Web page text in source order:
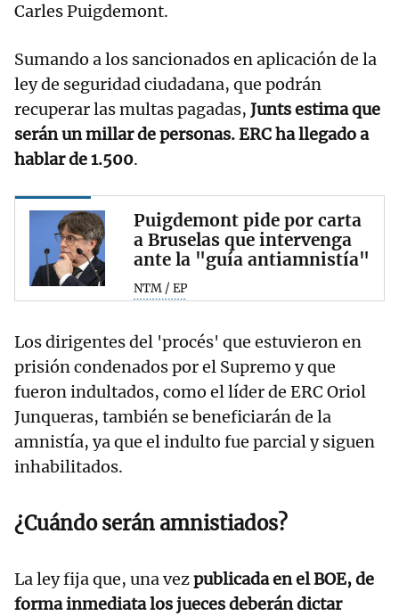
Carles Puigdemont.
Sumando a los sancionados en aplicación de la
ley de seguridad ciudadana, que podrán
recuperar las multas pagadas, Junts estima que
serán un millar de personas. ERC ha llegado a
hablar de 1.500.
Puigdemont pide por carta
a Bruselas que intervenga
ante la "guía antiamnistía"
NTM / EP
Los dirigentes del 'procés' que estuvieron en
prisión condenados por el Supremo y que
fueron indultados, como el líder de ERC Oriol
Junqueras, también se beneficiarán de la
amnistía, ya que el indulto fue parcial y siguen
inhabilitados.
¿Cuándo serán amnistiados?
La ley fija que, una vezpublicada en el BOE, de
forma inmediata los jueces deberán dictar